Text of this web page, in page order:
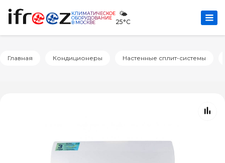
КЛИМАТИЧЕСКОЕ
ОБОРУДОВАНИЕ
В МОСКВЕ
🌤️
25°C
Главная Кондиционеры Настенные сплит-системы